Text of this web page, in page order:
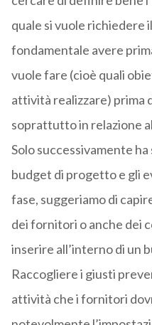
quale si vuole richiedere
fondamentale avere
vuole fare (cioè quali
attività realizzare) prima
soprattutto in relazione
Solo successivamente
budget di progetto e gli
fase, suggeriamo di
dei fornitori o anche dei
inserire all’interno di un
Raccogliere i giusti
attività che i fornitori